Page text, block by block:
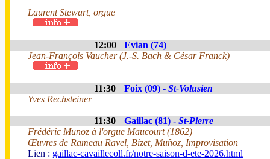
Laurent Stewart, orgue
12:00
Evian (74)
Jean-François Vaucher (J.-S. Bach & César Franck)
11:30 Foix (09) - St-Volusien
Yves Rechsteiner
11:30 Gaillac (81) - St-Pierre
Frédéric Munoz à l'orgue Maucourt (1862)
Œuvres de Rameau Ravel, Bizet, Muñoz, Improvisation
Lien : gaillac-cavaillecoll.fr/notre-saison-d-ete-2026.html